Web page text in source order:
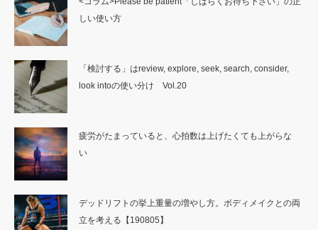
しい使い方
「検討する」はreview, explore, seek, search, consider,
look intoの使い分け Vol.20
疲労がたまっていると、心拍数は上げたくても上がらな
い
デッドリフトの挙上重量の増やし方。ボディメイクとの両
立を考える【190805】